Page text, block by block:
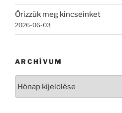
Őrizzük meg kincseinket
2026-06-03
ARCHÍVUM